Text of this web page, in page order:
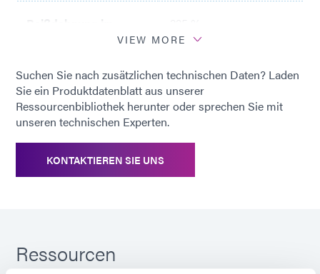
Reißdehnung im
Empfohlene
Untergründe
BPA-freies Copolyester;
ABS; PC; PU; PVC
VIEW MORE
Suchen Sie nach zusätzlichen technischen Daten? Laden
Sie ein Produktdatenblatt aus unserer
Ressourcenbibliothek herunter oder sprechen Sie mit
unseren technischen Experten.
KONTAKTIEREN SIE UNS
Ressourcen